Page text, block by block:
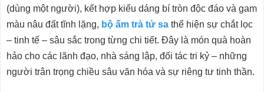
(dùng một người), kết hợp kiểu dáng bí tròn độc đáo và gam
màu nâu đất tĩnh lặng, bộ ấm trà tử sathể hiện sự chắt lọc
– tinh tế – sâu sắc trong từng chi tiết. Đây là món quà hoàn
hảo cho các lãnh đạo, nhà sáng lập, đối tác tri kỷ – những
người trân trọng chiều sâu văn hóa và sự riêng tư tinh thần.